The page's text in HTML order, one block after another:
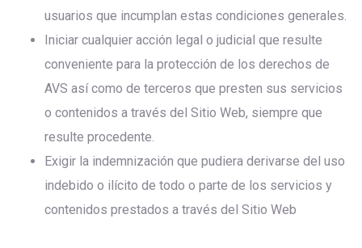
usuarios que incumplan estas condiciones generales.
Iniciar cualquier acción legal o judicial que resulte
conveniente para la protección de los derechos de
AVS así como de terceros que presten sus servicios
o contenidos a través del Sitio Web, siempre que
resulte procedente.
Exigir la indemnización que pudiera derivarse del uso
indebido o ilícito de todo o parte de los servicios y
contenidos prestados a través del Sitio Web